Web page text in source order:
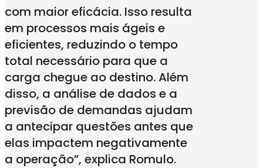
com maior eficácia. Isso resulta
em processos mais ágeis e
eficientes, reduzindo o tempo
total necessário para que a
carga chegue ao destino. Além
disso, a análise de dados e a
previsão de demandas ajudam
a antecipar questões antes que
elas impactem negativamente
a operação”, explica Romulo.